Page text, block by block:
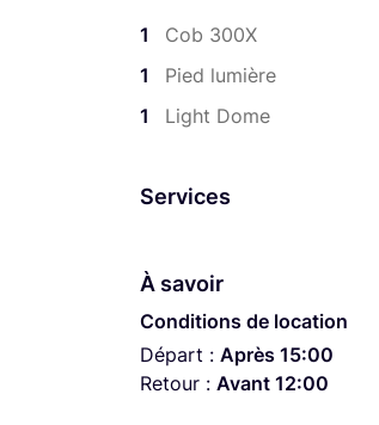
1
Cob 300X
1
Pied lumière
1
Light Dome
Services
À savoir
Conditions de location
Départ : Après 15:00
Retour : Avant 12:00